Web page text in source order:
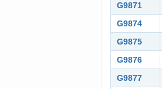
G9871
G9874
G9875
G9876
G9877